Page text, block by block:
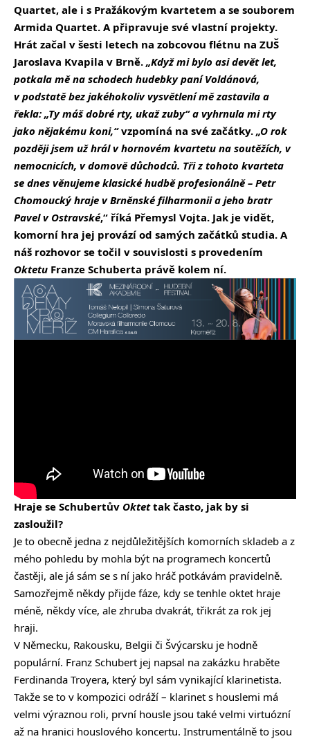
Quartet, ale i s Pražákovým kvartetem a se souborem
Armida Quartet. A připravuje své vlastní projekty.
Hrát začal v šesti letech na zobcovou flétnu na ZUŠ
Jaroslava Kvapila v Brně. „Když mi bylo asi devět let,
potkala mě na schodech hudebky paní Voldánová,
v podstatě bez jakéhokoliv vysvětlení mě zastavila a
řekla: „Ty máš dobré rty, ukaž zuby“ a vyhrnula mi rty
jako nějakému koni,“vzpomíná na své začátky. „O rok
později jsem už hrál v hornovém kvartetu na soutěžích, v
nemocnicích, v domově důchodců. Tři z tohoto kvarteta
se dnes věnujeme klasické hudbě profesionálně – Petr
Chomoucký hraje v Brněnské filharmonii a jeho bratr
Pavel v Ostravské,“ říká Přemysl Vojta. Jak je vidět,
komorní hra jej provází od samých začátků studia. A
náš rozhovor se točil v souvislosti s provedením
Oktetu Franze Schuberta právě kolem ní.
Hraje se Schubertův Oktettak často, jak by si
zasloužil?
Je to obecně jedna z nejdůležitějších komorních skladeb a z
mého pohledu by mohla být na programech koncertů
častěji, ale já sám se s ní jako hráč potkávám pravidelně.
Samozřejmě někdy přijde fáze, kdy se tenhle oktet hraje
méně, někdy více, ale zhruba dvakrát, třikrát za rok jej
hraji.
V Německu, Rakousku, Belgii či Švýcarsku je hodně
populární. Franz Schubert jej napsal na zakázku hraběte
Ferdinanda Troyera, který byl sám vynikající klarinetista.
Takže se to v kompozici odráží – klarinet s houslemi má
velmi výraznou roli, první housle jsou také velmi virtuózní
až na hranici houslového koncertu. Instrumentálně to jsou